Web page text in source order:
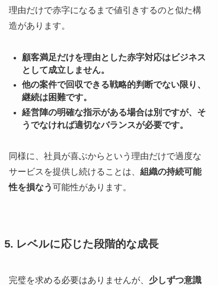
理由だけで赤字になるまで値引きするのと似た構
造があります。
顧客満足だけを理由とした赤字対応はビジネス
として成立しません。
他の案件で回収できる戦略的判断でない限り、
継続は困難です。
経営陣の明確な指示がある場合は別ですが、そ
うでなければ適切なバランスが必要です。
同様に、社員が喜ぶからという理由だけで過度な
サービスを提供し続けることは、 組織の持続可能
性を損なう 可能性があります。
5. レベルに応じた段階的な成長
完璧を求める必要はありませんが、 少しずつ意識